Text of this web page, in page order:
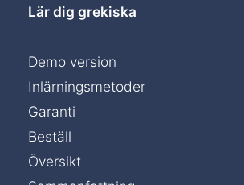
Lär dig grekiska
Demo version
Inlärningsmetoder
Garanti
Beställ
Översikt